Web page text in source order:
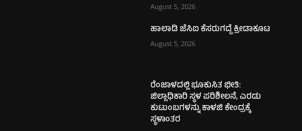
August 5, 2026
ಹಾಲಾಡಿ ಜೆಸಿಐ ಕೆಸರುಗದ್ದೆ ಕ್ರೀಡಾಕೂಟ
August 5, 2026
ರೆಂಜಾಳದಲ್ಲಿ ಭೂಕುಸಿತ ಭೀತಿ:
ಜಿಲ್ಲಾಧಿಕಾರಿ ಸ್ಥಳ ಪರಿಶೀಲನೆ, ಎರಡು
ಕುಟುಂಬಗಳನ್ನು ಕಾಳಜಿ ಕೇಂದ್ರಕ್ಕೆ
ಸ್ಥಳಾಂತರ